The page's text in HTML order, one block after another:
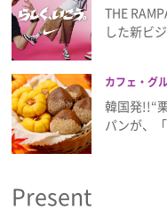
Emo!miuとは？
免責事項
プライバシーポリシー
利用規約
THE
した新ビ
カフェ・グ
韓国発!!“
パンが、
Present